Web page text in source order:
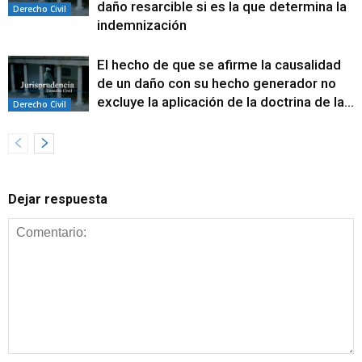
Derecho Civil
daño resarcible si es la que determina la
indemnización
Derecho Civil
El hecho de que se afirme la causalidad
de un daño con su hecho generador no
excluye la aplicación de la doctrina de la...
Dejar respuesta